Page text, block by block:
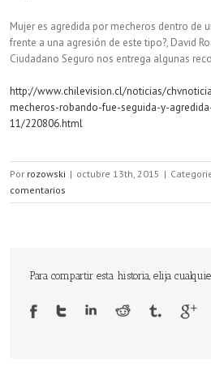
Mujer es agredida por mecheros dentro de
frente a una agresión de este tipo?, David
Ciudadano Seguro nos entrega algunas
http://www.chilevision.cl/noticias/
mecheros-robando-fue-seguida-y-
11/220806.html
Por rozowski | octubre 13th, 2015 |
comentarios
Para compartir esta historia, elija